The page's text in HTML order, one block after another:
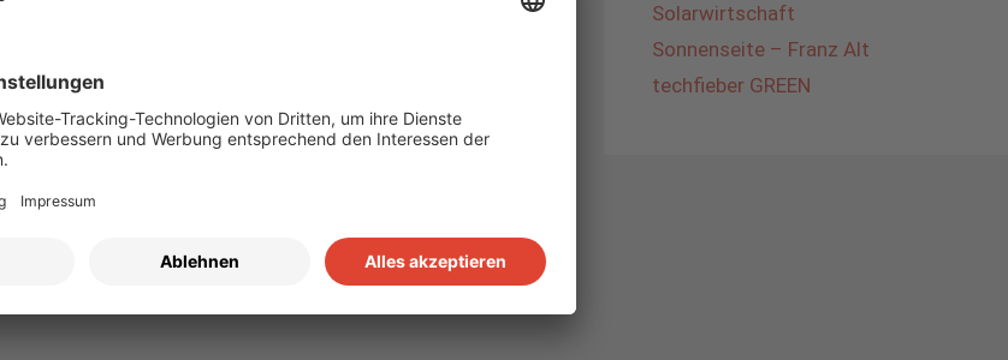
Solarwirtschaft
Sonnenseite – Franz Alt
techfieber GREEN